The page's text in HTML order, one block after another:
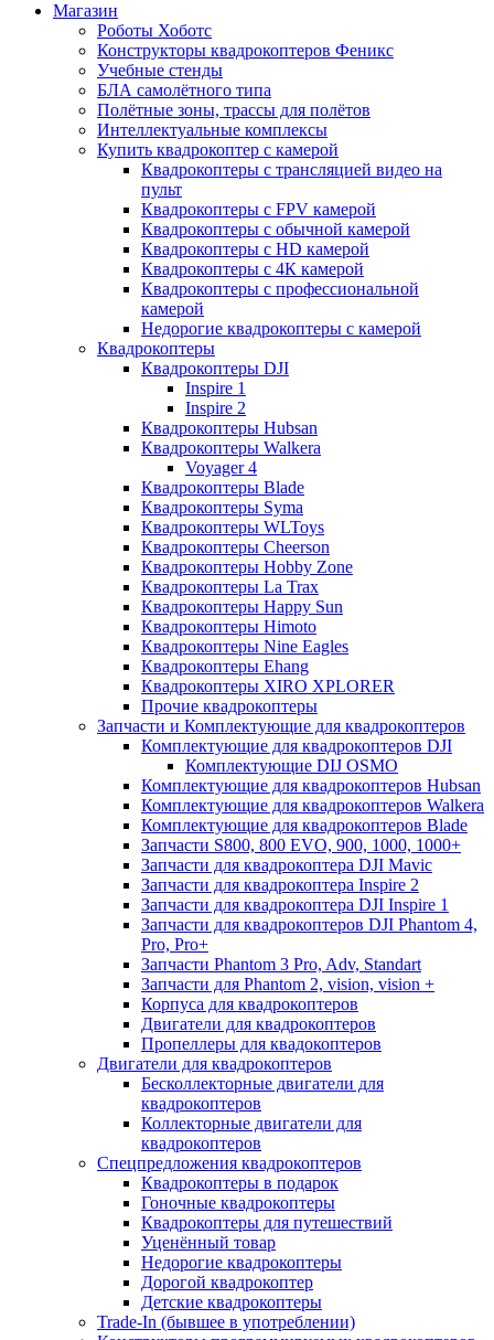
Магазин
Роботы Хоботс
Конструкторы квадрокоптеров Феникс
Учебные стенды
БЛА самолётного типа
Полётные зоны, трассы для полётов
Интеллектуальные комплексы
Купить квадрокоптер с камерой
Квадрокоптеры с трансляцией видео на
пульт
Квадрокоптеры с FPV камерой
Квадрокоптеры с обычной камерой
Квадрокоптеры с HD камерой
Квадрокоптеры с 4К камерой
Квадрокоптеры с профессиональной
камерой
Недорогие квадрокоптеры с камерой
Квадрокоптеры
Квадрокоптеры DJI
Inspire 1
Inspire 2
Квадрокоптеры Hubsan
Квадрокоптеры Walkera
Voyager 4
Квадрокоптеры Blade
Квадрокоптеры Syma
Квадрокоптеры WLToys
Квадрокоптеры Cheerson
Квадрокоптеры Hobby Zone
Квадрокоптеры La Trax
Квадрокоптеры Happy Sun
Квадрокоптеры Himoto
Квадрокоптеры Nine Eagles
Квадрокоптеры Ehang
Квадрокоптеры XIRO XPLORER
Прочие квадрокоптеры
Запчасти и Комплектующие для квадрокоптеров
Комплектующие для квадрокоптеров DJI
Комплектующие DIJ OSMO
Комплектующие для квадрокоптеров Hubsan
Комплектующие для квадрокоптеров Walkera
Комплектующие для квадрокоптеров Blade
Запчасти S800, 800 EVO, 900, 1000, 1000+
Запчасти для квадрокоптера DJI Mavic
Запчасти для квадрокоптера Inspire 2
Запчасти для квадрокоптера DJI Inspire 1
Запчасти для квадрокоптеров DJI Phantom 4,
Pro, Pro+
Запчасти Phantom 3 Pro, Adv, Standart
Запчасти для Phantom 2, vision, vision +
Корпуса для квадрокоптеров
Двигатели для квадрокоптеров
Пропеллеры для квадокоптеров
Двигатели для квадрокоптеров
Бесколлекторные двигатели для
квадрокоптеров
Коллекторные двигатели для
квадрокоптеров
Спецпредложения квадрокоптеров
Квадрокоптеры в подарок
Гоночные квадрокоптеры
Квадрокоптеры для путешествий
Уценённый товар
Недорогие квадрокоптеры
Дорогой квадрокоптер
Детские квадрокоптеры
Trade-In (бывшее в употреблении)